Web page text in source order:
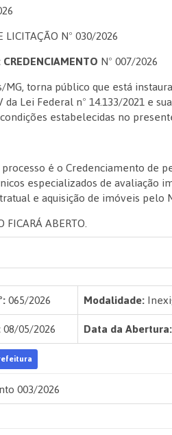
Nº 030/2026
Nº 007/2026
torna público que está
Lei Federal nº 14.133/2021 e
estabelecidas no
é o Credenciamento de
especializados de avaliação
e aquisição de imóveis pelo
FICARÁ ABERTO.
065/2026 Modalidade:
08/05/2026 Data da Abertura:
003/2026